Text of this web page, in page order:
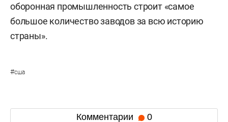
оборонная промышленность строит «самое
большое количество заводов за всю историю
страны».
#сша
Комментарии 0